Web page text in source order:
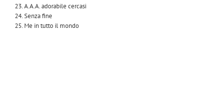
23. A.A.A. adorabile cercasi
24. Senza fine
25. Me in tutto il mondo